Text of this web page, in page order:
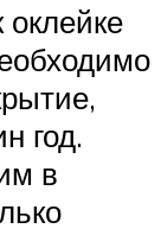
год.
в